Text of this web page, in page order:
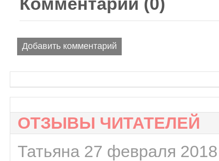
Добавить комментарий
ОТЗЫВЫ ЧИТАТЕЛЕЙ
Татьяна 27 февраля